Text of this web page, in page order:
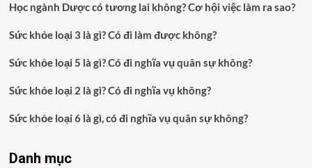
Học ngành Dược có tương lai không? Cơ hội việc làm ra sao?
Sức khỏe loại 3 là gì? Có đi làm được không?
Sức khỏe loại 5 là gì? Có đi nghĩa vụ quân sự không?
Sức khỏe loại 2 là gì? Có đi nghĩa vụ không?
Sức khỏe loại 6 là gì, có đi nghĩa vụ quân sự không?
Danh mục